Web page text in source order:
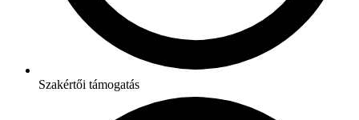
Szakértői támogatás